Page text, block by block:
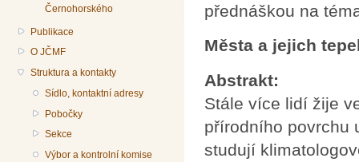
Černohorského
Publikace
O JČMF
Struktura a kontakty
Sídlo, kontaktní adresy
Pobočky
Sekce
Výbor a kontrolní komise
přednáškou na
Města a jejich
Abstrakt:
Stále více lidí žije
přírodního povrchu
studují